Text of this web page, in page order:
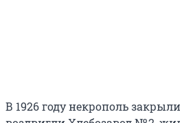
В 1926 году некрополь